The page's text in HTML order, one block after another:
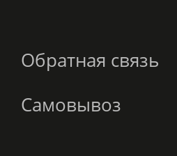
Обратная связь
Самовывоз